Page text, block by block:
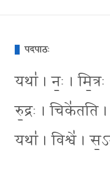
पदपाठः
यथा॑ । नः॒ ।
रु॒द्रः । चिके॑तति ।
यथा॑ । विश्वे॑ ।